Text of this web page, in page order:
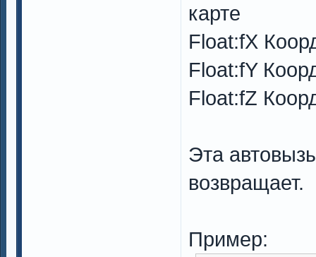
карте
Float:fX
Float:fY
Float:fZ
Эта
возвращает.
Пример: